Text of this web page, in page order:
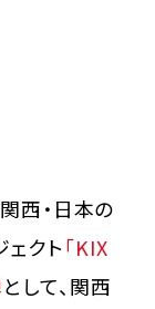
西・日本の
クト「KIX
として、関西